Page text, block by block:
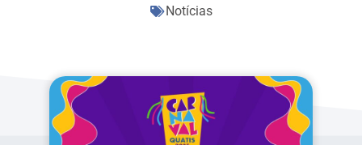
Notícias